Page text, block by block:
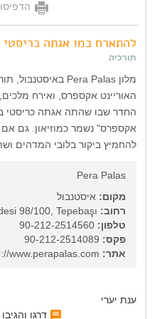
להתארח כמו אגתה כריסטי
תורכיה
החדר שבו שהתה אגתה כריסטי
אקספרס" נשמר כמוזיאון. גם אם
להחמיץ ביקור בלובי המדהים
Pera Palas
מקום: איסטנבול
רחוב:
טלפון:
פקס:
אתר:
ענת יערי
דרגו